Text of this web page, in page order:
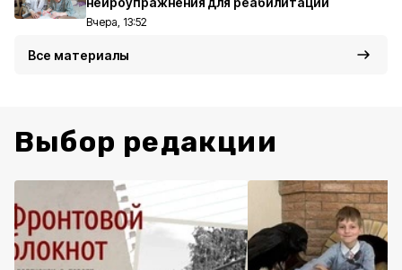
Вчера, 13:52
Все материалы
Выбор редакции